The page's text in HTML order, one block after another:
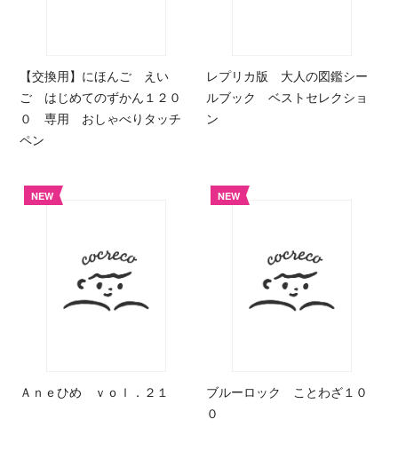
【交換用】にほんご えい
ご はじめてのずかん１２０
０ 専用 おしゃべりタッチ
ペン
レプリカ版 大人の図鑑シー
ルブック ベストセレクショ
ン
NEW
Ａｎｅひめ ｖｏｌ．２１
NEW
ブルーロック ことわざ１０
０